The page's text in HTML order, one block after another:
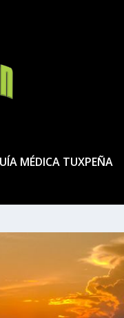
MÉDICA TUXPEÑA